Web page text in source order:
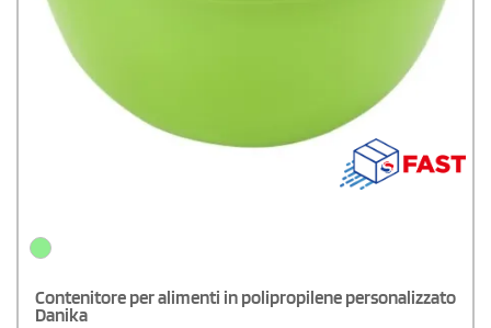
Contenitore per alimenti in polipropilene personalizzato
Danika